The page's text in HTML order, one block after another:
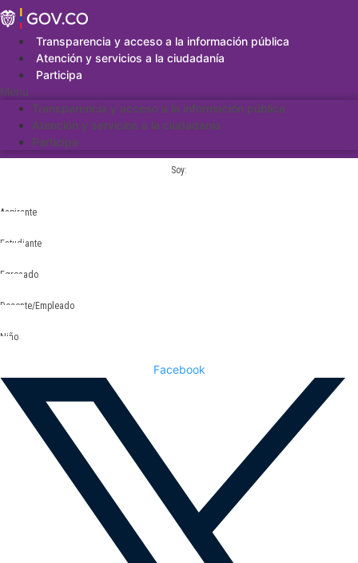
Saltar
al
contenidoTransparencia y acceso a la información pública
Atención y servicios a la ciudadanía
Participa
Menu
Transparencia y acceso a la información pública
Atención y servicios a la ciudadanía
Participa
Soy:
Aspirante
Estudiante
Egresado
Docente/Empleado
Niño
Facebook